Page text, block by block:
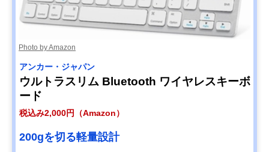
Photo by Amazon
アンカー・ジャパン
ウルトラスリム Bluetooth ワイヤレスキーボ
ード
税込み2,000円（Amazon）
200gを切る軽量設計